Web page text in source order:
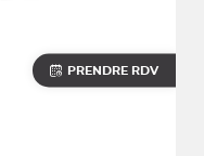
PRENDRE RDV